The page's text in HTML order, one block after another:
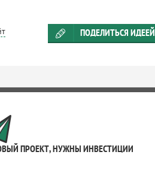
ПОДЕЛИТЬСЯ ИДЕЕЙ
ПРОЕКТ, НУЖНЫ ИНВЕСТИЦИИ